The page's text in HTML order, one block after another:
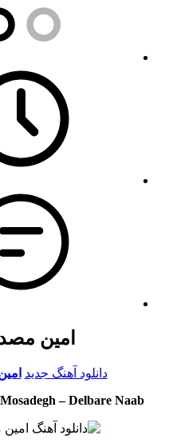
امین
دانلود آهنگ جدید
– Delbare Naab